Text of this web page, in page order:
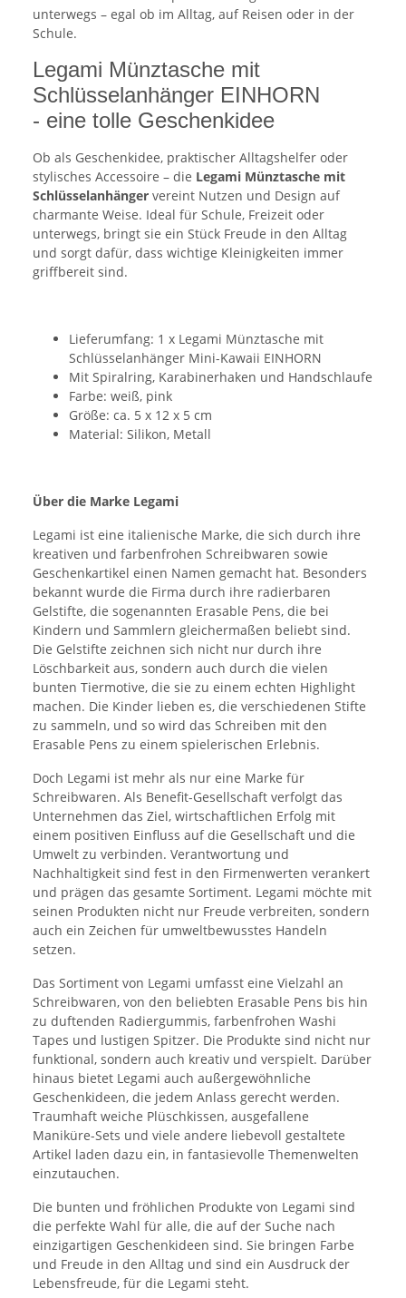
unterwegs – egal ob im Alltag, auf Reisen oder in der
Schule.
Legami Münztasche mit
Schlüsselanhänger EINHORN
- eine tolle Geschenkidee
Ob als Geschenkidee, praktischer Alltagshelfer oder
stylisches Accessoire – die Legami Münztasche mit
Schlüsselanhänger vereint Nutzen und Design auf
charmante Weise. Ideal für Schule, Freizeit oder
unterwegs, bringt sie ein Stück Freude in den Alltag
und sorgt dafür, dass wichtige Kleinigkeiten immer
griffbereit sind.
Lieferumfang: 1 x Legami Münztasche mit
Schlüsselanhänger Mini-Kawaii EINHORN
Mit Spiralring, Karabinerhaken und Handschlaufe
Farbe: weiß, pink
Größe: ca. 5 x 12 x 5 cm
Material: Silikon, Metall
Über die Marke Legami
Legami ist eine italienische Marke, die sich durch ihre
kreativen und farbenfrohen Schreibwaren sowie
Geschenkartikel einen Namen gemacht hat. Besonders
bekannt wurde die Firma durch ihre radierbaren
Gelstifte, die sogenannten Erasable Pens, die bei
Kindern und Sammlern gleichermaßen beliebt sind.
Die Gelstifte zeichnen sich nicht nur durch ihre
Löschbarkeit aus, sondern auch durch die vielen
bunten Tiermotive, die sie zu einem echten Highlight
machen. Die Kinder lieben es, die verschiedenen Stifte
zu sammeln, und so wird das Schreiben mit den
Erasable Pens zu einem spielerischen Erlebnis.
Doch Legami ist mehr als nur eine Marke für
Schreibwaren. Als Benefit-Gesellschaft verfolgt das
Unternehmen das Ziel, wirtschaftlichen Erfolg mit
einem positiven Einfluss auf die Gesellschaft und die
Umwelt zu verbinden. Verantwortung und
Nachhaltigkeit sind fest in den Firmenwerten verankert
und prägen das gesamte Sortiment. Legami möchte mit
seinen Produkten nicht nur Freude verbreiten, sondern
auch ein Zeichen für umweltbewusstes Handeln
setzen.
Das Sortiment von Legami umfasst eine Vielzahl an
Schreibwaren, von den beliebten Erasable Pens bis hin
zu duftenden Radiergummis, farbenfrohen Washi
Tapes und lustigen Spitzer. Die Produkte sind nicht nur
funktional, sondern auch kreativ und verspielt. Darüber
hinaus bietet Legami auch außergewöhnliche
Geschenkideen, die jedem Anlass gerecht werden.
Traumhaft weiche Plüschkissen, ausgefallene
Maniküre-Sets und viele andere liebevoll gestaltete
Artikel laden dazu ein, in fantasievolle Themenwelten
einzutauchen.
Die bunten und fröhlichen Produkte von Legami sind
die perfekte Wahl für alle, die auf der Suche nach
einzigartigen Geschenkideen sind. Sie bringen Farbe
und Freude in den Alltag und sind ein Ausdruck der
Lebensfreude, für die Legami steht.